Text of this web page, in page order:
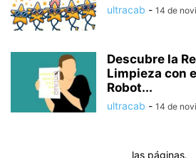
ultracab - 14 de
Descubre la
Limpieza con
Robot...
ultracab - 14 de
las páginas.